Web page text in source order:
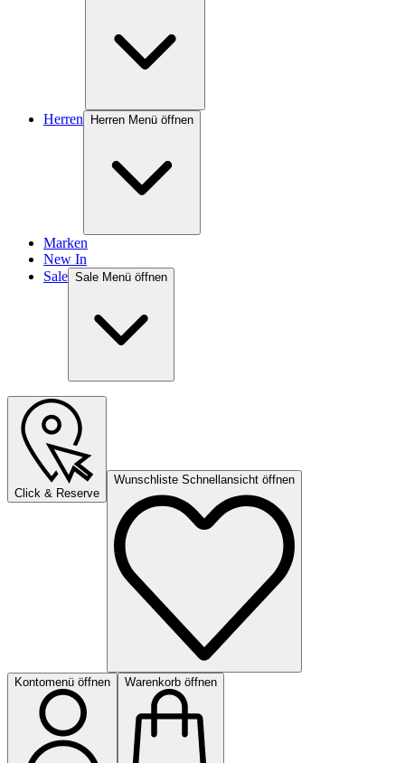
Herren Herren Menü öffnen
Marken
New In
Sale Sale Menü öffnen
Click & Reserve
Wunschliste Schnellansicht öffnen
Kontomenü öffnen Warenkorb öffnen